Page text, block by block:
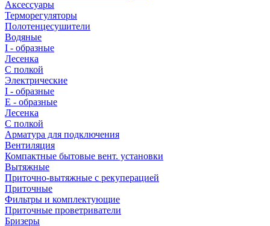
Аксессуары
Терморегуляторы
Полотенцесушители
Водяные
I - образные
Лесенка
С полкой
Электрические
I - образные
E - образные
Лесенка
С полкой
Арматура для подключения
Вентиляция
Компактные бытовые вент. установки
Вытяжные
Приточно-вытяжные с рекуперацией
Приточные
Фильтры и комплектующие
Приточные проветриватели
Бризеры